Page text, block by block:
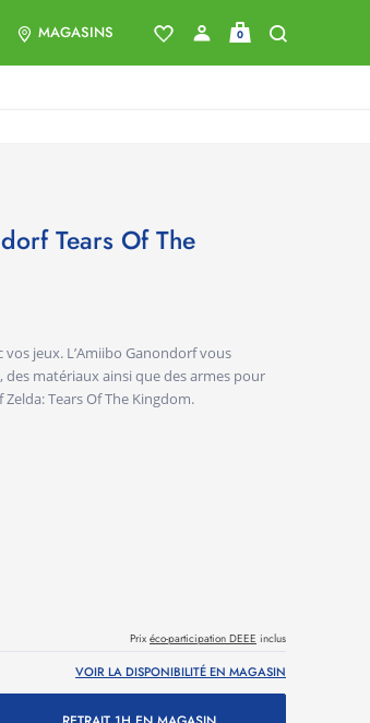
MAGASINS 0
jeux. L’Amiibo Ganondorf vous
matériaux ainsi que des armes pour
Tears Of The Kingdom.
Prix éco-participation DEEE inclus
VOIR LA DISPONIBILITÉ EN MAGASIN